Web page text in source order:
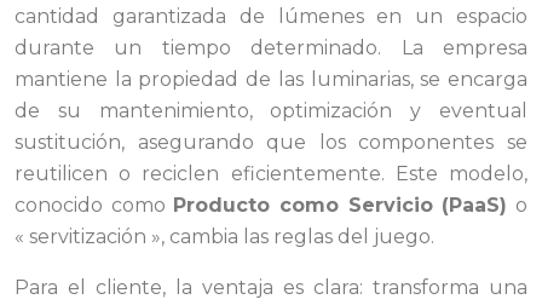
cantidad garantizada de lúmenes en un espacio
durante un tiempo determinado. La empresa
mantiene la propiedad de las luminarias, se encarga
de su mantenimiento, optimización y eventual
sustitución, asegurando que los componentes se
reutilicen o reciclen eficientemente. Este modelo,
conocido como Producto como Servicio (PaaS) o
« servitización », cambia las reglas del juego.
Para el cliente, la ventaja es clara: transforma una